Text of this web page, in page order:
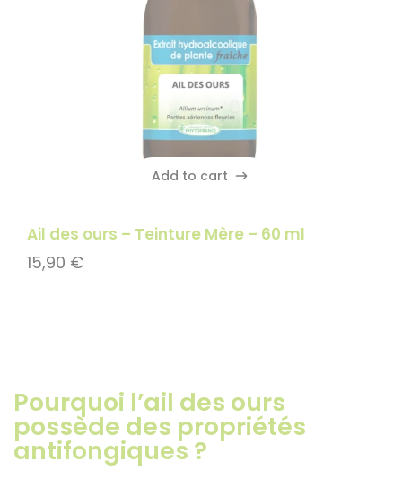
Add to cart
Ail des ours – Teinture Mère – 60 ml
15,90 €
Pourquoi l’ail des ours
possède des propriétés
antifongiques ?